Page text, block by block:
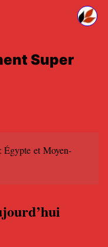
Super
Égypte et Moyen-